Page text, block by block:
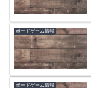
ボードゲーム情報
ボードゲーム情報